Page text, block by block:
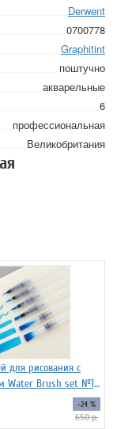
Derwent
0700778
Graphitint
поштучно
акварельные
6
профессиональная
Великобритания
для рисования c
Water Brush set №1,
-24 %
650 р.